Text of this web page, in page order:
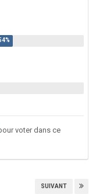
voter dans ce
SUIVANT